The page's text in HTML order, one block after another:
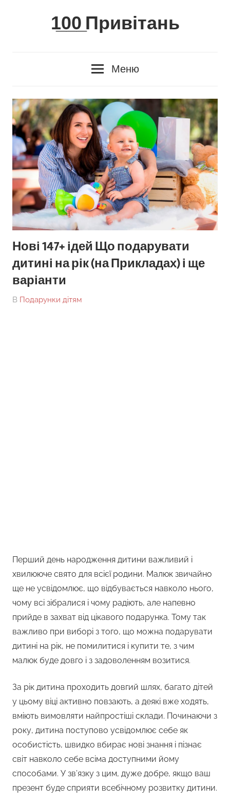
1̲0̲0̲ Привітань
Меню
Нові 147+ ідей Що подарувати
дитині на рік (на Прикладах) і ще
варіанти
On
By
В Подарунки дітям
Перший день народження дитини важливий і
хвилююче свято для всієї родини. Малюк звичайно
ще не усвідомлює, що відбувається навколо нього,
чому всі зібралися і чому радіють, але напевно
прийде в захват від цікавого подарунка. Тому так
важливо при виборі з того, що можна подарувати
дитині на рік, не помилитися і купити те, з чим
малюк буде довго і з задоволенням возитися.
За рік дитина проходить довгий шлях, багато дітей
у цьому віці активно повзають, а деякі вже ходять,
вміють вимовляти найпростіші склади. Починаючи з
року, дитина поступово усвідомлює себе як
особистість, швидко вбирає нові знання і пізнає
світ навколо себе всіма доступними йому
способами. У зв’язку з цим, дуже добре, якщо ваш
презент буде сприяти всебічному розвитку дитини.